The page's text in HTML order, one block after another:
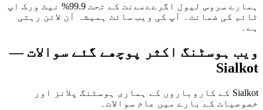
ہمارے سروس لیول اگرےےمےنت کے تحت 99.9% نیٹ ورک اپ
ٹائم کی ضمانت۔ آپ کی ویب سائٹ ہمیشہ آن لائن رہتی
ہے۔
ویب ہوسٹنگ اکثر پوچھے گئے سوالات —
Sialkot
Sialkot کے کاروباروں کے ہماری ہوسٹنگ پلانز اور
خصوصیات کے بارے میں عام سوالات۔